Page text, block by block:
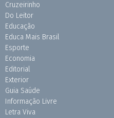
Cruzeirinho
Do Leitor
Educação
Educa Mais Brasil
Esporte
Economia
Editorial
Exterior
Guia Saúde
Informação Livre
Letra Viva